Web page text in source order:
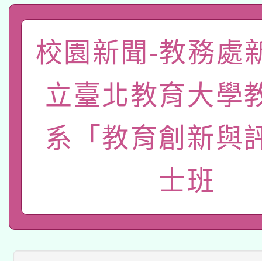
動」
開 智慧啟航」
「2026桃園藝術巡演
關事宜
轉知教育部國民及學前
年度健康促進學校輔導
業成長研習」實施計畫
函轉國家教育研究院中
原住民族教育政策研討
族教育國際趨勢與發展
轉知教育部國民及學前
新北市政府教育局辦理
師專業成長研習實施
方素養工作坊新北場」
函轉國立臺灣師範大學
族語言臺北學習中心
「族語學習班」招生簡
文教學共融平台-教案
件」活動簡章
有關大陸委員會函釋公
薪期間赴陸應申請許可
轉知經濟部水利署委託
業技術研究院辦理「
115年8月22日(星期六
校園新聞-教務處
立臺北教育大學
系「教育創新與
士班